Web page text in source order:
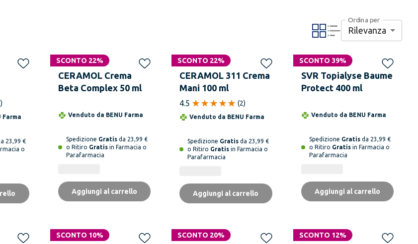
Ordina per
Rilevanza
)
Farma
23,99 €
o
SCONTO 22%
CERAMOL Crema
Beta Complex 50 ml
Venduto da BENU Farma
Spedizione Gratisda 23,99 €
o Ritiro Gratisin Farmacia o
Parafarmacia
Aggiungi al carrello
SCONTO 22%
CERAMOL 311 Crema
Mani 100 ml
4.5 (2)
Venduto da BENU Farma
Spedizione Gratis da 23,99 €
o Ritiro Gratis in Farmacia o
Parafarmacia
Aggiungi al carrello
SCONTO 39%
SVR Topialyse Baume
Protect 400 ml
Venduto da BENU Farma
Spedizione Gratisda 23,99 €
o Ritiro Gratisin Farmacia o
Parafarmacia
Aggiungi al carrello
SCONTO 10% SCONTO 20% SCONTO 12%